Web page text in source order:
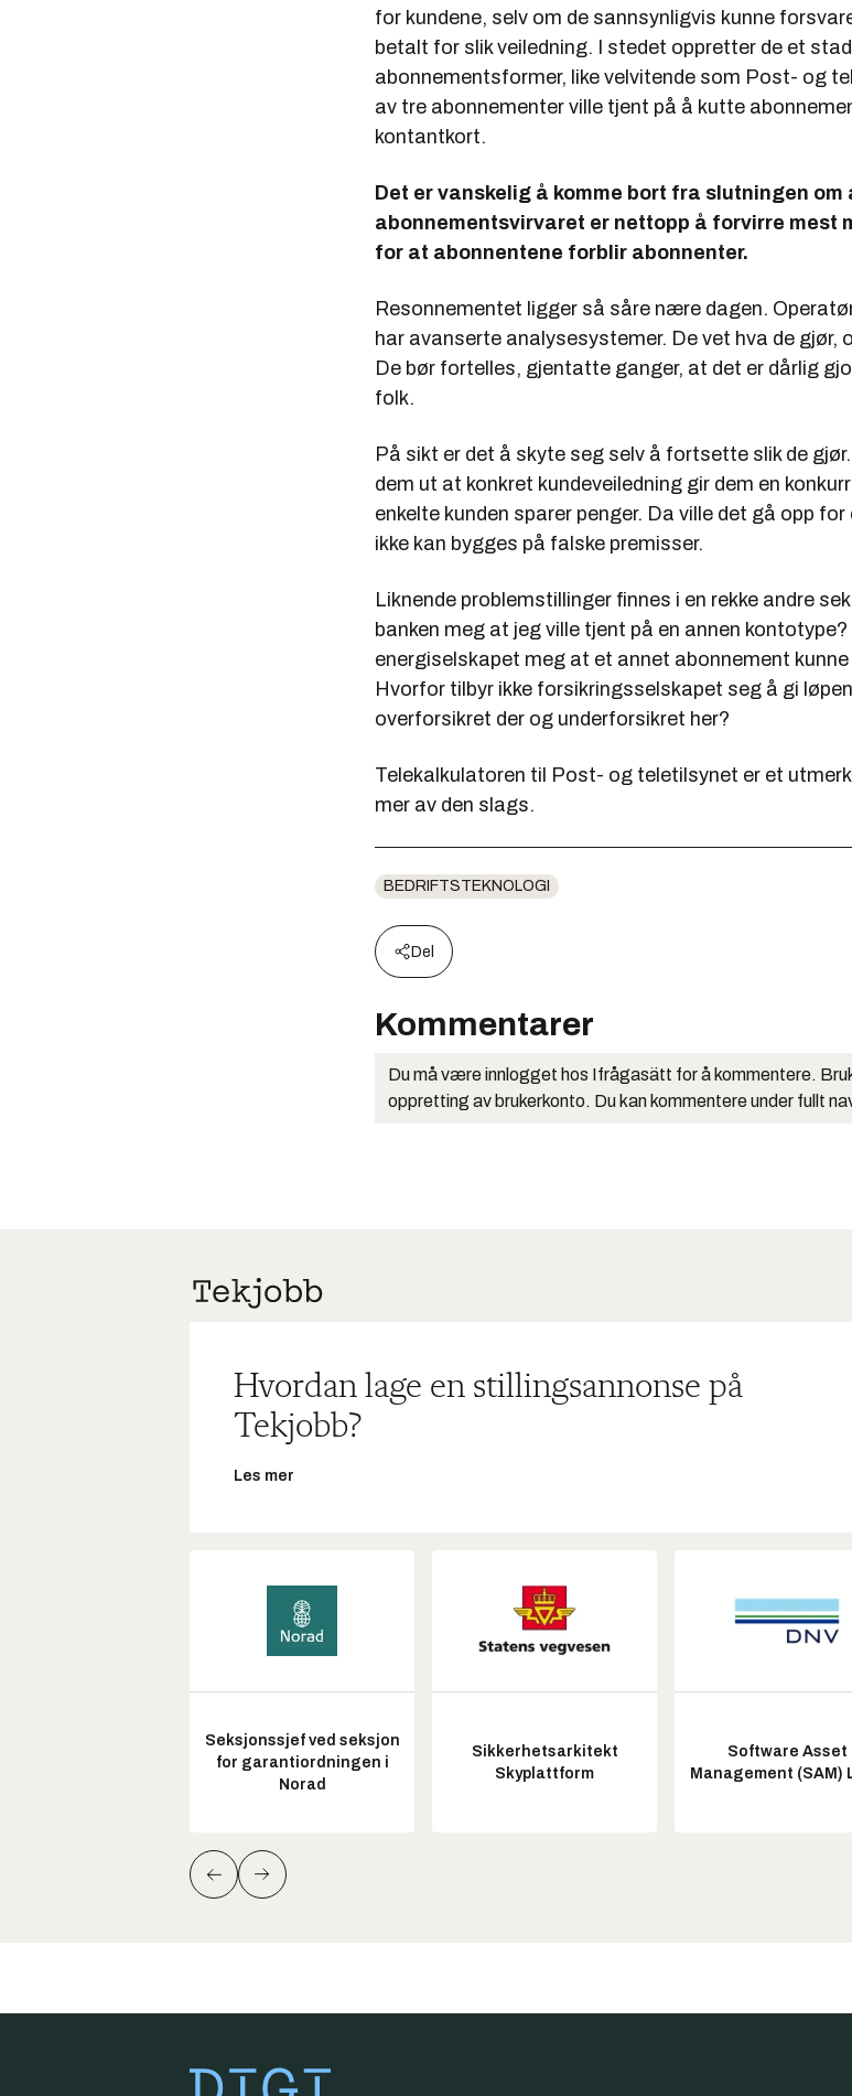
for kundene, selv om de sannsynligvis kunne
betalt for slik veiledning. I stedet oppretter de et
abonnementsformer, like velvitende som Post- og
av tre abonnementer ville tjent på å kutte
kontantkort.
Det er vanskelig å komme bort fra slutningen om
abonnementsvirvaret er nettopp å forvirre mest
for at abonnentene forblir abonnenter.
Resonnementet ligger så såre nære dagen.
har avanserte analysesystemer. De vet hva de gjør,
De bør fortelles, gjentatte ganger, at det er dårlig
folk.
På sikt er det å skyte seg selv å fortsette slik de
dem ut at konkret kundeveiledning gir dem en
enkelte kunden sparer penger. Da ville det gå opp
ikke kan bygges på falske premisser.
Liknende problemstillinger finnes i en rekke andre
banken meg at jeg ville tjent på en annen
energiselskapet meg at et annet abonnement
Hvorfor tilbyr ikke forsikringsselskapet seg å gi
overforsikret der og underforsikret her?
Telekalkulatoren til Post- og teletilsynet er et
mer av den slags.
BEDRIFTSTEKNOLOGI
Del
Kommentarer
Du må være innlogget hos Ifrågasätt for å kommentere.
oppretting av brukerkonto. Du kan kommentere under fullt
Hvordan lage en stillingsannonse på
Tekjobb?
Les mer
Seksjonssjef ved seksjon
for garantiordningen i
Norad
Sikkerhetsarkitekt
Skyplattform
Software Asset
Management (SAM)